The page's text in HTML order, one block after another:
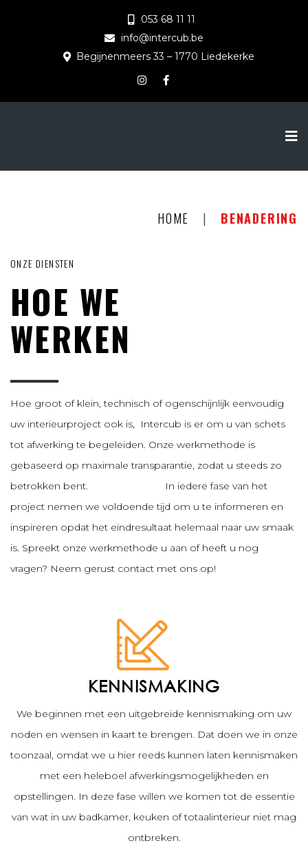
053 68 11 11
info@intercub.be
Begijnenmeers 33 – 1770 Liedekerke
HOME | BENADERING
ONZE DIENSTEN
HOE WE
WERKEN
Hoe groot of klein, technisch of ogenschijnlijk eenvoudig
uw interieurproject ook is, Intercub is er om u van schets
tot afwerking te begeleiden. Onze werkmethode is
gebaseerd op maximale transparantie, zodat u steeds zo
betrokken bent. In iedere fase van het
project nemen we voldoende tijd om u te informeren en
inspireren opdat het eindresultaat helemaal naar uw smaak
is. Spreekt onze werkmethode u aan of heeft u nog
vragen? Neem gerust contact met ons op!
KENNISMAKING
We beginnen met een uitgebreide kennismaking om uw
noden en wensen in kaart te brengen. Dat doen we in onze
toonzaal, omdat we u hier reeds kunnen laten kennismaken
met een heleboel afwerkingsmogelijkheden en
opstellingen. In deze fase willen we komen tot de essentie
van wat in uw badkamer, keuken of totaalinterieur niet mag
ontbreken.